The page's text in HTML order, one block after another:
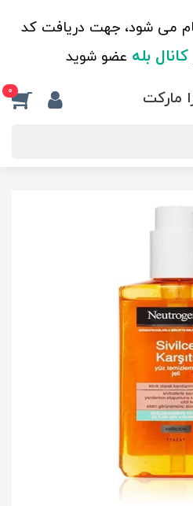
می شود، جهت دریافت کد
کانال بله عضو شوید
مارکت 0